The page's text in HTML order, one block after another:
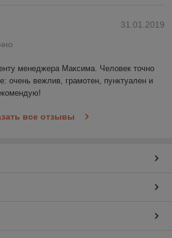
31.01.2019
менеджера Максима. Человек точно
очень вежлив, грамотен, пунктуален и
все отзывы